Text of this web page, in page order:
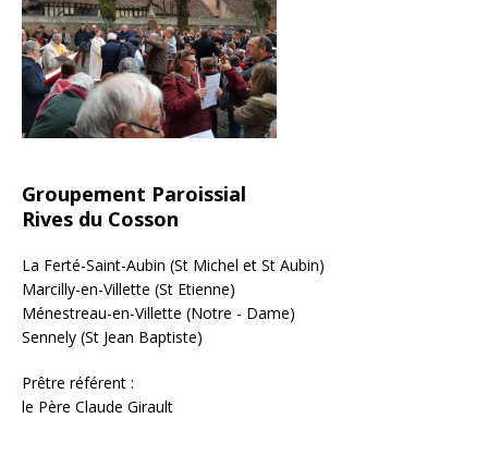
Groupement Paroissial
Rives du Cosson
La Ferté-Saint-Aubin (St Michel et St Aubin)
Marcilly-en-Villette (St Etienne)
Ménestreau-en-Villette (Notre - Dame)
Sennely (St Jean Baptiste)
Prêtre référent :
le Père Claude Girault